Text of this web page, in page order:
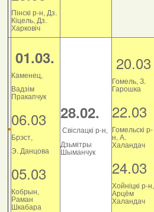
Пінскі р-н, Дз.
Кіцель, Дз.
Харковіч
01.03.
Каменец,
Вадзім
Пракапчук
06.03
Брэст,
Э. Данцова
05.03
Кобрын,
Раман
Шкабара
28.02.
Свіслацкі р-н,
Дзьмітры
Шыманчук
20.03
Гомель, З.
Гарошка
22.03
Гомельскі р-
н, А.
Халандач
24.03
Хойніцкі р-н,
Арцём
Халандач